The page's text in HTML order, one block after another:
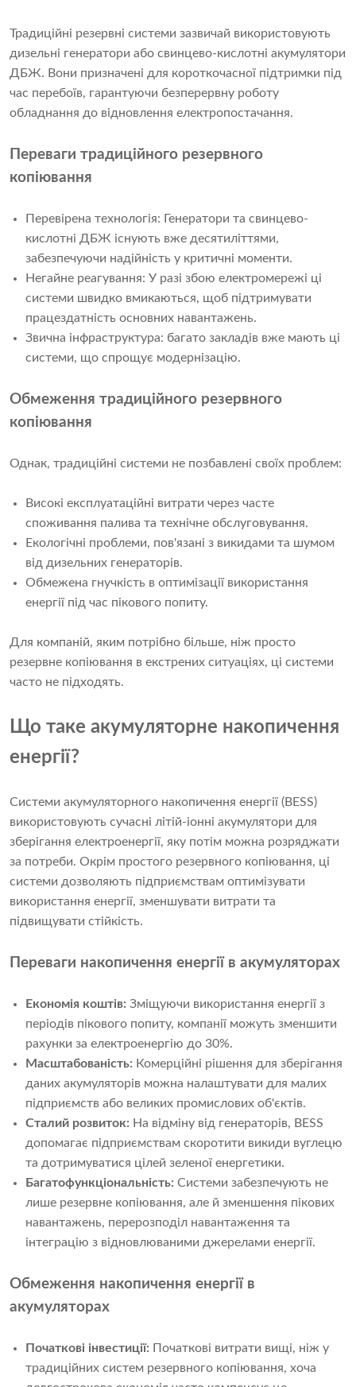
Традиційні резервні системи зазвичай використовують
дизельні генератори або свинцево-кислотні акумулятори
ДБЖ. Вони призначені для короткочасної підтримки під
час перебоїв, гарантуючи безперервну роботу
обладнання до відновлення електропостачання.
Переваги традиційного резервного
копіювання
Перевірена технологія: Генератори та свинцево-
кислотні ДБЖ існують вже десятиліттями,
забезпечуючи надійність у критичні моменти.
Негайне реагування: У разі збою електромережі ці
системи швидко вмикаються, щоб підтримувати
працездатність основних навантажень.
Звична інфраструктура: багато закладів вже мають ці
системи, що спрощує модернізацію.
Обмеження традиційного резервного
копіювання
Однак, традиційні системи не позбавлені своїх проблем:
Високі експлуатаційні витрати через часте
споживання палива та технічне обслуговування.
Екологічні проблеми, пов'язані з викидами та шумом
від дизельних генераторів.
Обмежена гнучкість в оптимізації використання
енергії під час пікового попиту.
Для компаній, яким потрібно більше, ніж просто
резервне копіювання в екстрених ситуаціях, ці системи
часто не підходять.
Що таке акумуляторне накопичення
енергії?
Системи акумуляторного накопичення енергії (BESS)
використовують сучасні літій-іонні акумулятори для
зберігання електроенергії, яку потім можна розряджати
за потреби. Окрім простого резервного копіювання, ці
системи дозволяють підприємствам оптимізувати
використання енергії, зменшувати витрати та
підвищувати стійкість.
Переваги накопичення енергії в акумуляторах
Економія коштів: Зміщуючи використання енергії з
періодів пікового попиту, компанії можуть зменшити
рахунки за електроенергію до 30%.
Масштабованість: Комерційні рішення для зберігання
даних акумуляторів можна налаштувати для малих
підприємств або великих промислових об'єктів.
Сталий розвиток: На відміну від генераторів, BESS
допомагає підприємствам скоротити викиди вуглецю
та дотримуватися цілей зеленої енергетики.
Багатофункціональність: Системи забезпечують не
лише резервне копіювання, але й зменшення пікових
навантажень, перерозподіл навантаження та
інтеграцію з відновлюваними джерелами енергії.
Обмеження накопичення енергії в
акумуляторах
Початкові інвестиції: Початкові витрати вищі, ніж у
традиційних систем резервного копіювання, хоча